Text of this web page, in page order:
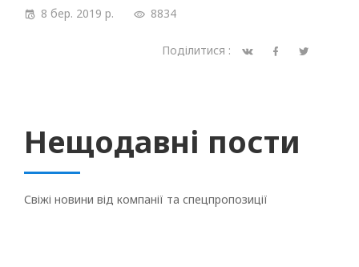
8 бер. 2019 р. 8834
Поділитися :
Нещодавні пости
Свіжі новини від компанії та спецпропозиції